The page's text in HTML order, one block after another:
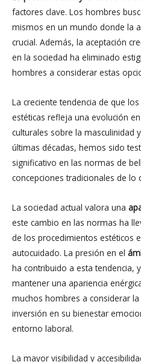
factores clave. Los hombres
mismos en un mundo donde la
crucial. Además, la aceptación
en la sociedad ha eliminado
hombres a considerar estas
La creciente tendencia de que
estéticas refleja una evolución
culturales sobre la masculinidad
últimas décadas, hemos sido
significativo en las normas de
concepciones tradicionales de lo
La sociedad actual valora una
este cambio en las normas ha
de los procedimientos estéticos
autocuidado. La presión en el
ha contribuido a esta tendencia,
mantener una apariencia
muchos hombres a considerar
inversión en su bienestar
entorno laboral.
La mayor visibilidad y